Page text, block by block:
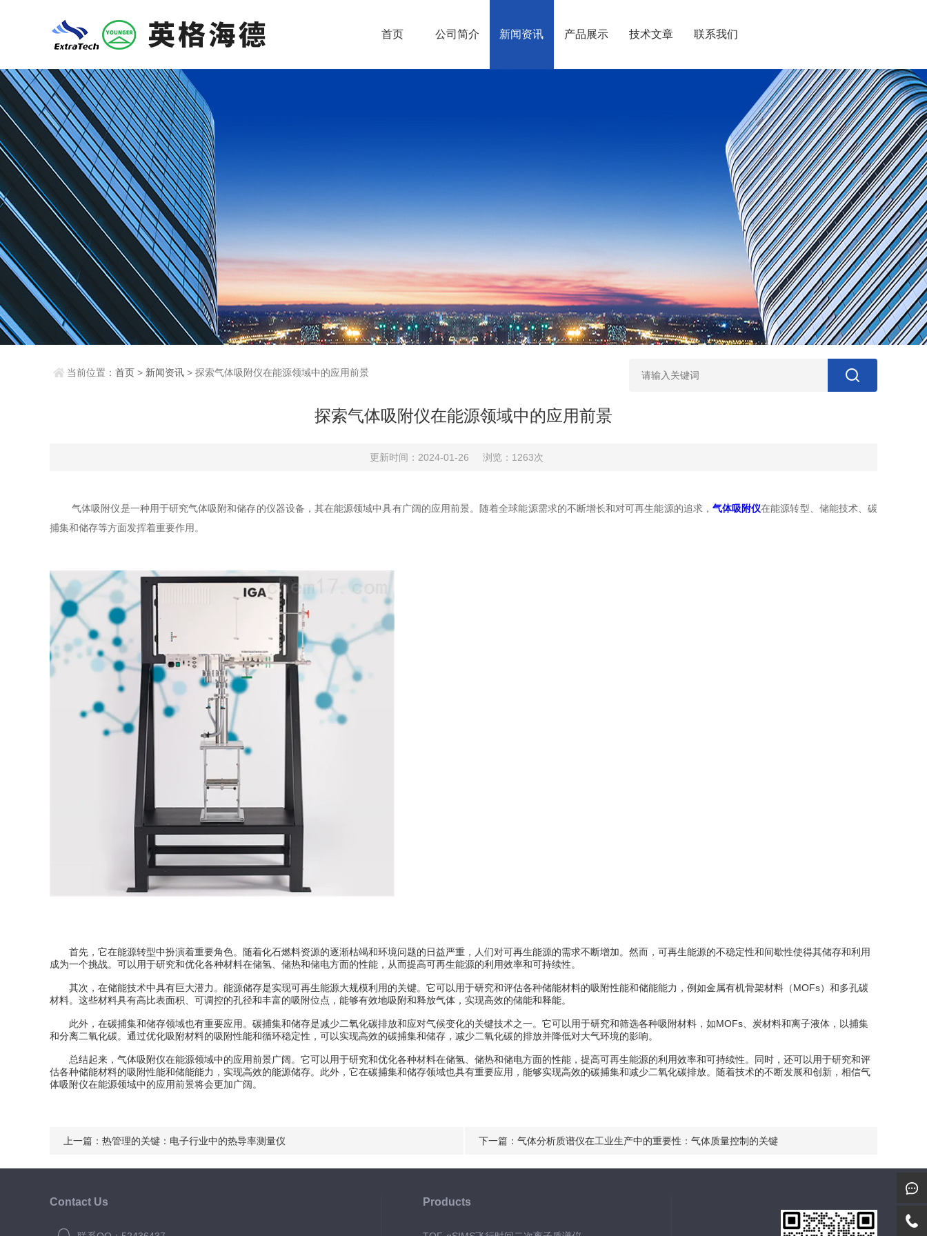
首页 公司简介 新闻资讯 产品展示 技术文章 联系我们
当前位置： 首页 > 新闻资讯 > 探索气体吸附仪在能源领域中的应用前景
探索气体吸附仪在能源领域中的应用前景
更新时间：2024-01-26 浏览：1263次
气体吸附仪是一种用于研究气体吸附和储存的仪器设备，其在能源领域中具有广阔的应用前景。随着全球能源需求的不断增长和对可再生能源的追求， 气体吸附仪在能源转型、储能技术、碳
捕集和储存等方面发挥着重要作用。
首先，它在能源转型中扮演着重要角色。随着化石燃料资源的逐渐枯竭和环境问题的日益严重，人们对可再生能源的需求不断增加。然而，可再生能源的不稳定性和间歇性使得其储存和利用
成为一个挑战。可以用于研究和优化各种材料在储氢、储热和储电方面的性能，从而提高可再生能源的利用效率和可持续性。
其次，在储能技术中具有巨大潜力。能源储存是实现可再生能源大规模利用的关键。它可以用于研究和评估各种储能材料的吸附性能和储能能力，例如金属有机骨架材料（MOFs）和多孔碳
材料。这些材料具有高比表面积、可调控的孔径和丰富的吸附位点，能够有效地吸附和释放气体，实现高效的储能和释能。
此外，在碳捕集和储存领域也有重要应用。碳捕集和储存是减少二氧化碳排放和应对气候变化的关键技术之一。它可以用于研究和筛选各种吸附材料，如MOFs、炭材料和离子液体，以捕集
和分离二氧化碳。通过优化吸附材料的吸附性能和循环稳定性，可以实现高效的碳捕集和储存，减少二氧化碳的排放并降低对大气环境的影响。
总结起来，气体吸附仪在能源领域中的应用前景广阔。它可以用于研究和优化各种材料在储氢、储热和储电方面的性能，提高可再生能源的利用效率和可持续性。同时，还可以用于研究和评
估各种储能材料的吸附性能和储能能力，实现高效的能源储存。此外，它在碳捕集和储存领域也具有重要应用，能够实现高效的碳捕集和减少二氧化碳排放。随着技术的不断发展和创新，相信气
体吸附仪在能源领域中的应用前景将会更加广阔。
上一篇： 热管理的关键：电子行业中的热导率测量仪 下一篇： 气体分析质谱仪在工业生产中的重要性：气体质量控制的关键
Contact Us Products